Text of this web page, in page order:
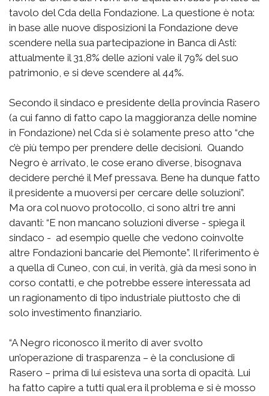
tavolo del Cda della Fondazione. La questione è nota:
in base alle nuove disposizioni la Fondazione deve
scendere nella sua partecipazione in Banca di Asti:
attualmente il 31,8% delle azioni vale il 79% del suo
patrimonio, e si deve scendere al 44%.
Secondo il sindaco e presidente della provincia Rasero
(a cui fanno di fatto capo la maggioranza delle nomine
in Fondazione) nel Cda si è solamente preso atto “che
c’è più tempo per prendere delle decisioni. Quando
Negro è arrivato, le cose erano diverse, bisognava
decidere perché il Mef pressava. Bene ha dunque fatto
il presidente a muoversi per cercare delle soluzioni”.
Ma ora col nuovo protocollo, ci sono altri tre anni
davanti: “E non mancano soluzioni diverse - spiega il
sindaco - ad esempio quelle che vedono coinvolte
altre Fondazioni bancarie del Piemonte”. Il riferimento è
a quella di Cuneo, con cui, in verità, già da mesi sono in
corso contatti, e che potrebbe essere interessata ad
un ragionamento di tipo industriale piuttosto che di
solo investimento finanziario.
“A Negro riconosco il merito di aver svolto
un’operazione di trasparenza – è la conclusione di
Rasero – prima di lui esisteva una sorta di opacità. Lui
ha fatto capire a tutti qual era il problema e si è mosso